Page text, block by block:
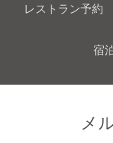
レストラン予約
宿
メ